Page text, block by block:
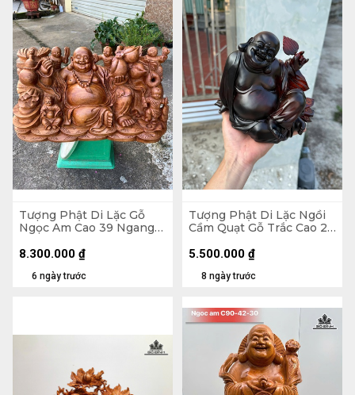
Tượng Phật Di Lặc Gỗ
Ngọc Am Cao 39 Ngang
6 ngày trước
8.300.000 ₫
Tượng Phật Di Lặc Ngồi
Cầm Quạt Gỗ Trắc Cao 20
8 ngày trước
5.500.000 ₫